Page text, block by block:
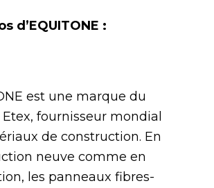
d’EQUITONE :
est une marque du
fournisseur mondial
de construction. En
neuve comme en
les panneaux fibres-